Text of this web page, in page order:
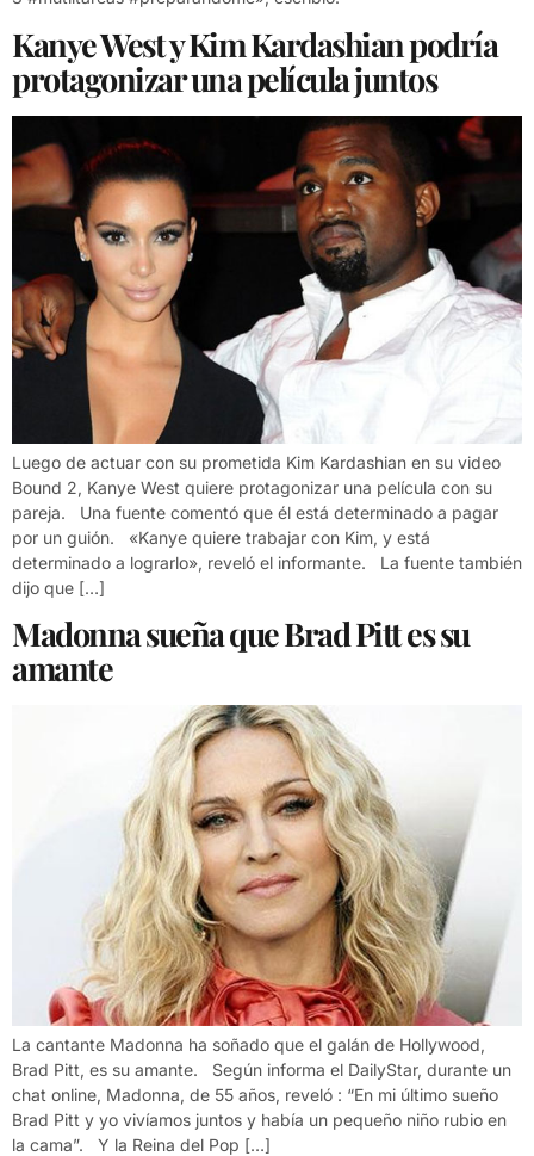
Kanye West y Kim Kardashian podría
protagonizar una película juntos
Luego de actuar con su prometida Kim Kardashian en su video
Bound 2, Kanye West quiere protagonizar una película con su
pareja. Una fuente comentó que él está determinado a pagar
por un guión. «Kanye quiere trabajar con Kim, y está
determinado a lograrlo», reveló el informante. La fuente también
dijo que […]
Madonna sueña que Brad Pitt es su
amante
La cantante Madonna ha soñado que el galán de Hollywood,
Brad Pitt, es su amante. Según informa el DailyStar, durante un
chat online, Madonna, de 55 años, reveló : “En mi último sueño
Brad Pitt y yo vivíamos juntos y había un pequeño niño rubio en
la cama”. Y la Reina del Pop […]